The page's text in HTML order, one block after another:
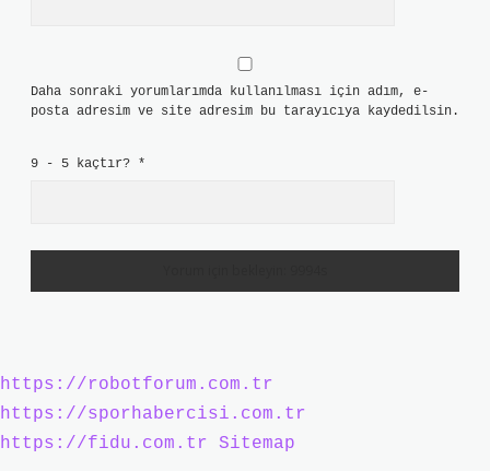
Daha sonraki yorumlarımda kullanılması için adım, e-
posta adresim ve site adresim bu tarayıcıya kaydedilsin.
9 - 5 kaçtır? *
https://robotforum.com.tr
https://sporhabercisi.com.tr
https://fidu.com.tr
Sitemap